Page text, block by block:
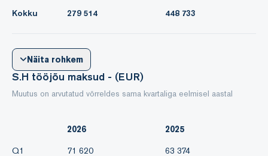
Kokku
279 514 448 733
Näita rohkem
S.H tööjõu maksud - (EUR)
Muutus on arvutatud võrreldes sama kvartaliga eelmisel aastal
2026
2025
Q1
71 620
63 374